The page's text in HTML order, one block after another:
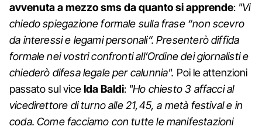
avvenuta a mezzo sms da quanto si apprende: "Vi
chiedo spiegazione formale sulla frase “non scevro
da interessi e legami personali“. Presenterò diffida
formale nei vostri confronti all’Ordine dei giornalisti e
chiederò difesa legale per calunnia". Poi le attenzioni
passato sul viceIdaBaldi: "Ho chiesto 3 affacci al
vicedirettore di turno alle 21,45, a metà festival e in
coda. Come facciamo con tutte le manifestazioni